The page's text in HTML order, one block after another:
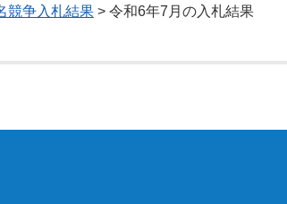
競争入札結果> 令和6年7月の入札結果